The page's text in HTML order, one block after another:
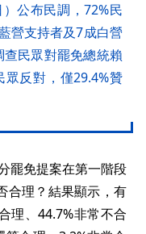
公布民調，72%民
營支持者及7成白營
民眾對罷免總統賴
反對，僅29.4%贊
罷免提案在第一階段
合理？結果顯示，有
理、44.7%非常不合